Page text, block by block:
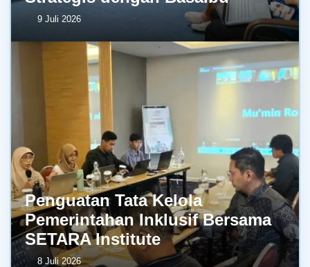
9 Juli 2026
Penguatan Tata Kelola
Pemerintahan Inklusif Bersama
SETARA Institute
8 Juli 2026